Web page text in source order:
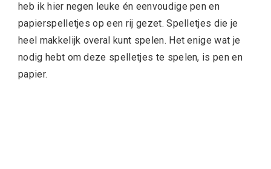
heb ik hier negen leuke én eenvoudige pen en
papierspelletjes op een rij gezet. Spelletjes die je
heel makkelijk overal kunt spelen. Het enige wat je
nodig hebt om deze spelletjes te spelen, is pen en
papier.